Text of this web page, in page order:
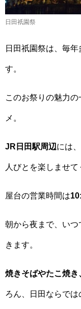
日田祇園祭
日田祇園祭は、毎
す。
このお祭りの魅力
メ。
JR日田駅周辺 には
人びとを楽しませて
屋台の営業時間は
朝から夜まで、い
きます。
焼きそばやたこ焼き
ろん、日田ならでは